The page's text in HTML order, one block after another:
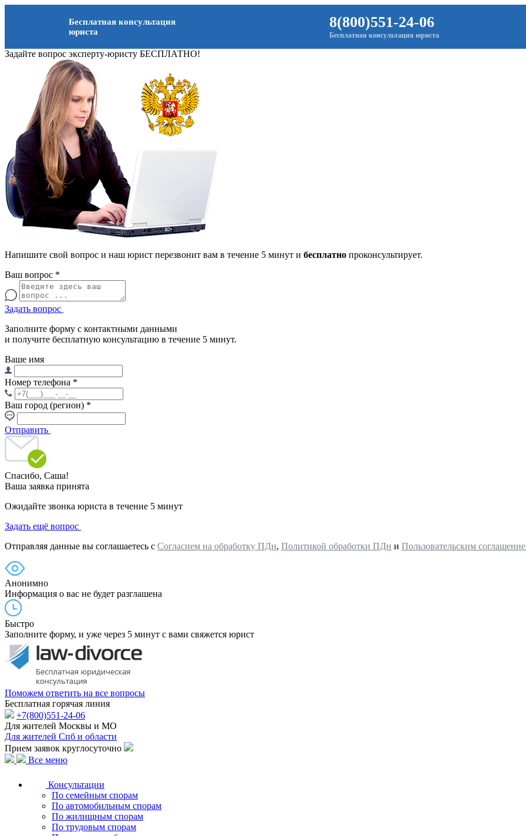
Бесплатная консультация
юриста
8(800)551-24-06
Бесплатная консультация юриста
Задайте вопрос эксперту-юристу БЕСПЛАТНО!
Напишите свой вопрос и наш юрист перезвонит вам в течение 5 минут и бесплатно проконсультирует.
Ваш вопрос *
Задать вопрос
Заполните форму с контактными данными
и получите бесплатную консультацию в течение 5 минут.
Ваше имя
Номер телефона *
Ваш город (регион) *
Отправить
Спасибо, Саша!
Ваша заявка принята
Ожидайте звонка юриста в течение 5 минут
Задать ещё вопрос
Отправляя данные вы соглашаетесь с Согласием на обработку ПДн, Политикой обработки ПДн и Пользовательским
Анонимно
Информация о вас не будет разглашена
Быстро
Заполните форму, и уже через 5 минут с вами свяжется юрист
Поможем ответить на все вопросы
Бесплатная горячая линия
+7(800)551-24-06
Для жителей Москвы и МО
Для жителей Спб и области
Прием заявок круглосуточно
Все меню
Консультации
По семейным спорам
По автомобильным спорам
По жилищным спорам
По трудовым спорам